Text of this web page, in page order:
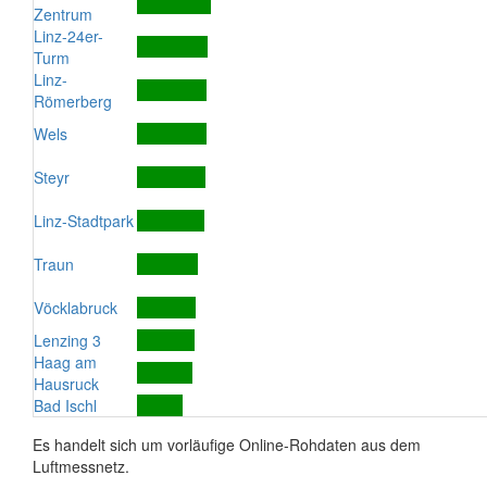
Zentrum
Linz-24er-
Turm
Linz-
Römerberg
Wels
Steyr
Linz-Stadtpark
Traun
Vöcklabruck
Lenzing 3
Haag am
Hausruck
Bad Ischl
Es handelt sich um vorläufige Online-Rohdaten aus dem
Luftmessnetz.